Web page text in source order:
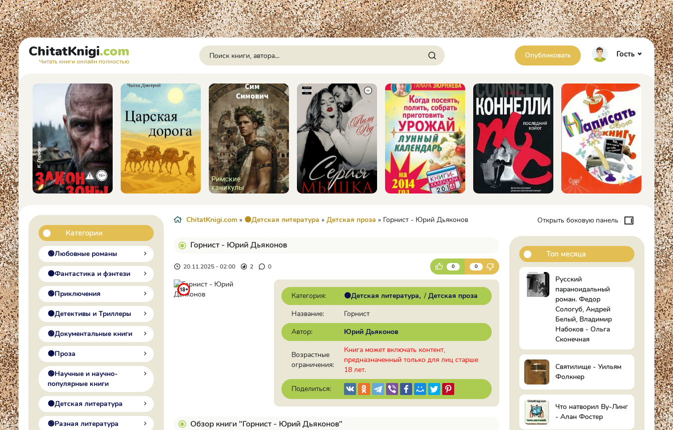
ChitatKnigi.com
Читать книги онлайн полностью
Опубликовать Гость
Категории
🟢Любовные романы
🟠Фантастика и фэнтези
🟢Приключения
🟠Детективы и Триллеры
🟢Документальные книги
🟠Проза
🟢Научные и научно-
популярные книги
🟠Детская литература
🟢Разная литература
ChitatKnigi.com » 🟠Детская литература » Детская проза » Горнист - Юрий Дьяконов
Горнист - Юрий Дьяконов
20.11.2025 - 02:00 2 0 0 0
Категория: 🟠Детская литература / Детская проза
Название:
Горнист
Автор:
Юрий Дьяконов
Возрастные
ограничения:
Книга может включать контент,
предназначенный только для лиц старше
18 лет.
Поделиться:
Обзор книги "Горнист - Юрий Дьяконов"
Открыть боковую панель
Топ месяца
Русский
параноидальный
роман. Федор
Сологуб, Андрей
Белый, Владимир
Набоков - Ольга
Сконечная
Святилище - Уильям
Фолкнер
Что натворил Ву-Линг
- Алан Фостер